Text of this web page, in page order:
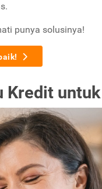
punya solusinya!
Kredit